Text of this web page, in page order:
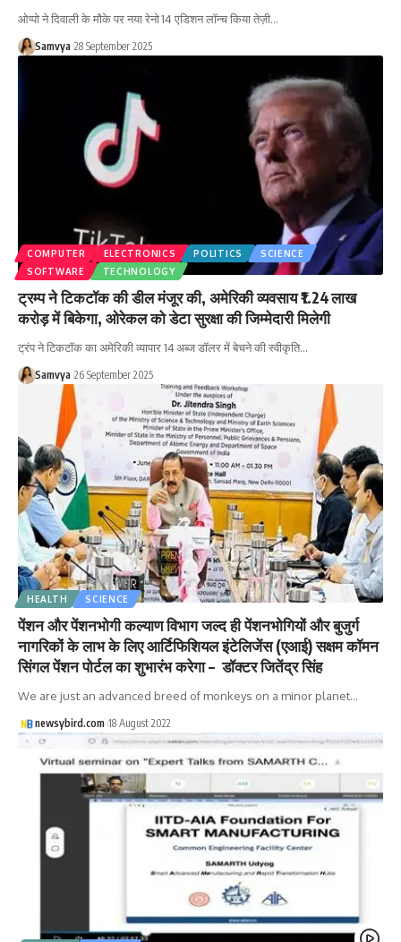
ओप्पो ने दिवाली के मौके पर नया रेनो 14 एडिशन लॉन्च किया तेज़ी…
Samvya 28 September 2025
COMPUTER ELECTRONICS POLITICS
SCIENCE
SOFTWARE
TECHNOLOGY
ट्रम्प ने टिकटॉक की डील मंजूर की, अमेरिकी व्यवसाय ₹1.24 लाख
करोड़ में बिकेगा, ओरेकल को डेटा सुरक्षा की जिम्मेदारी मिलेगी
ट्रंप ने टिकटॉक का अमेरिकी व्यापार 14 अब्ज डॉलर में बेचने की स्वीकृति…
Samvya 26 September 2025
HEALTH SCIENCE
पेंशन और पेंशनभोगी कल्याण विभाग जल्द ही पेंशनभोगियों और बुजुर्ग
नागरिकों के लाभ के लिए आर्टिफिशियल इंटेलिजेंस (एआई) सक्षम कॉमन
सिंगल पेंशन पोर्टल का शुभारंभ करेगा – डॉक्टर जितेंद्र सिंह
We are just an advanced breed of monkeys on a minor planet…
newsybird.com 18 August 2022